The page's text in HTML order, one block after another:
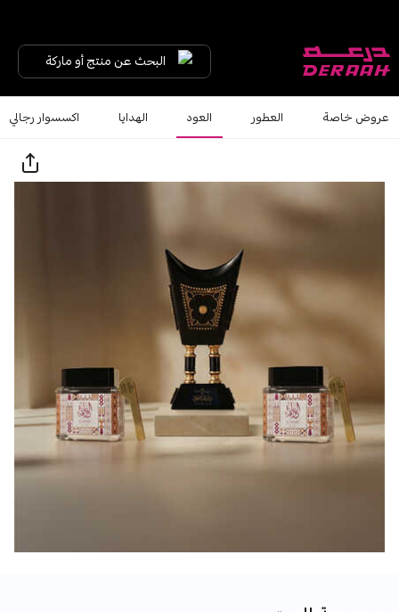
البحث عن منتج أو ماركة
عروض خاصة العطور العود الهدايا اكسسوار رجالي